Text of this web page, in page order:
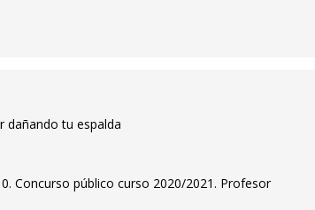
dañando tu espalda
Concurso público curso 2020/2021. Profesor